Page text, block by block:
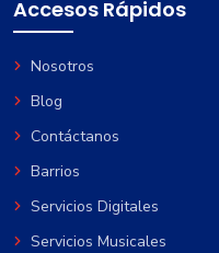
Accesos Rápidos
Nosotros
Blog
Contáctanos
Barrios
Servicios Digitales
Servicios Musicales